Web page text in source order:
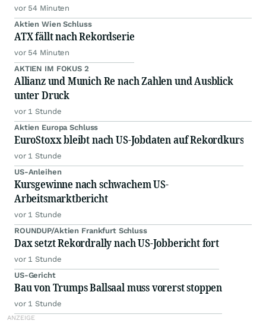
vor 54 Minuten
Aktien Wien Schluss
ATX fällt nach Rekordserie
vor 54 Minuten
AKTIEN IM FOKUS 2
Allianz und Munich Re nach Zahlen und Ausblick
unter Druck
vor 1 Stunde
Aktien Europa Schluss
EuroStoxx bleibt nach US-Jobdaten auf Rekordkurs
vor 1 Stunde
US-Anleihen
Kursgewinne nach schwachem US-
Arbeitsmarktbericht
vor 1 Stunde
ROUNDUP/Aktien Frankfurt Schluss
Dax setzt Rekordrally nach US-Jobbericht fort
vor 1 Stunde
US-Gericht
Bau von Trumps Ballsaal muss vorerst stoppen
vor 1 Stunde